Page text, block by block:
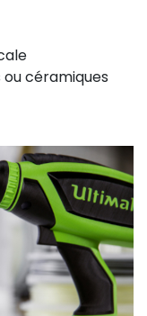
céramiques